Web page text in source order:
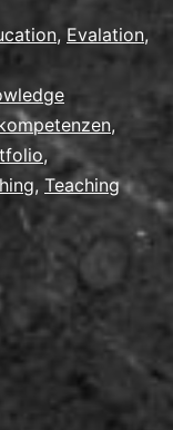
, Evalation,
,
,
, Teaching